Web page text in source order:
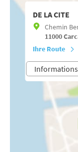
DE LA CITE
Chemin
11000
Ihre Route